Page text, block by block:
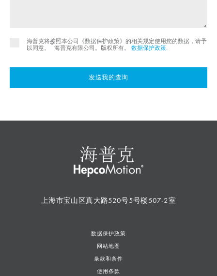
海普克将按照本公司《数据保护政策》的相关规定使用您的数据，请予
以同意。
©
海普克有限公司。版权所有。 数据保护政策
发送我的查询
上海市宝山区真大路520号5号楼507-2室
数据保护政策
网站地图
条款和条件
使用条款